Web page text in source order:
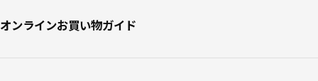
オンラインお買い物ガイド